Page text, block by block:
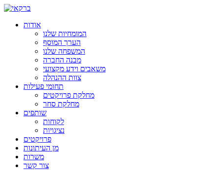
אודות
המומחיות שלנו
הערך המוסף
המשפחה שלנו
מבנה החברה
משאבים וידע מקצועי
צוות ההנהלה
תחומי פעילות
מחלקת פרויקטים
מחלקת סחר
שותפים
לקוחות
נציגויות
פרויקטים
מן העיתונות
משרות
צור קשר